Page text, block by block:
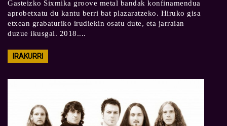
Gasteizko Sixmika groove metal bandak konfinamendua
aprobetxatu du kantu berri bat plazaratzeko. Hiruko gisa
etxean grabaturiko irudiekin osatu dute, eta jarraian
duzue ikusgai. 2018....
IRAKURRI